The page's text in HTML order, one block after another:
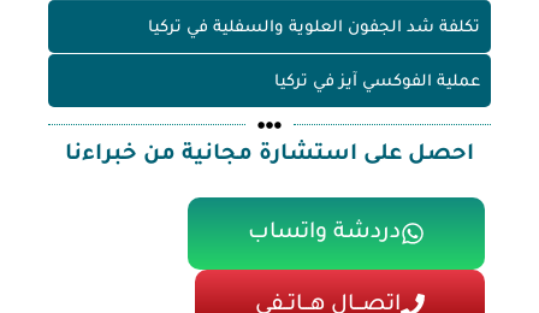
تكلفة شد الجفون العلوية والسفلية في تركيا
عملية الفوكسي آيز في تركيا
احصل على استشارة مجانية من خبراءنا
دردشة واتساب
اتصـــال هـــاتــفي